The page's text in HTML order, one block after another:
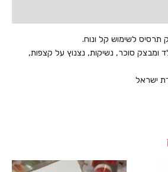
תרסיס לשימוש קל ונוח.
ומבצק סוכר, נשיקות, נצנוץ על קצפות,
ישראל